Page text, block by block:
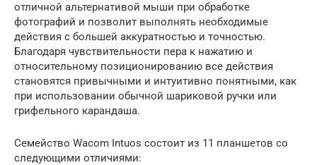
отличной альтернативой мыши при обработке
фотографий и позволит выполнять необходимые
действия с большей аккуратностью и точностью.
Благодаря чувствительности пера к нажатию и
относительному позиционированию все действия
становятся привычными и интуитивно понятными, как
при использовании обычной шариковой ручки или
грифельного карандаша.
Семейство Wacom Intuos состоит из 11 планшетов со
следующими отличиями: